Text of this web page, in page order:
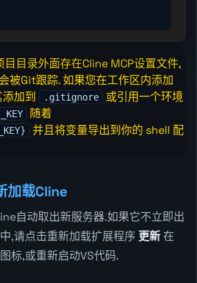
目目录外面存在Cline MCP设置文件,
被Git跟踪. 如果您在工作区内添加
加到
.gitignore
或引用一个环境
随着
并且将变量导出到你的 shell 配
加载Cline
自动取出新服务器.如果它不立即出
,请点击重新加载扩展程序 更新在
标,或重新启动VS代码.